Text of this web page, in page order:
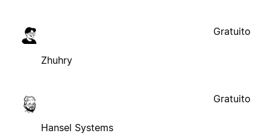
Zhuhry
Gratuito
Hansel Systems
Gratuito